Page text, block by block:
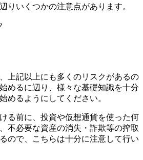
りいくつかの注意点があります。
上記以上にも多くのリスクがあるの
めるに辺り、様々な基礎知識を十分
めるようにしてください。
る前に、投資や仮想通貨を使った何
不必要な資産の消失・詐欺等の搾取
ので、こちらは十分に注意して行い